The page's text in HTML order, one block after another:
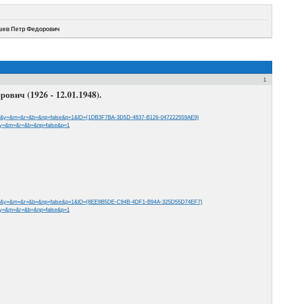
Петр Федорович
1
(1926 - 12.01.1948).
3D5D-4837-B126-047222559AE9}
C94B-4DF1-B94A-325D55D74EF7}